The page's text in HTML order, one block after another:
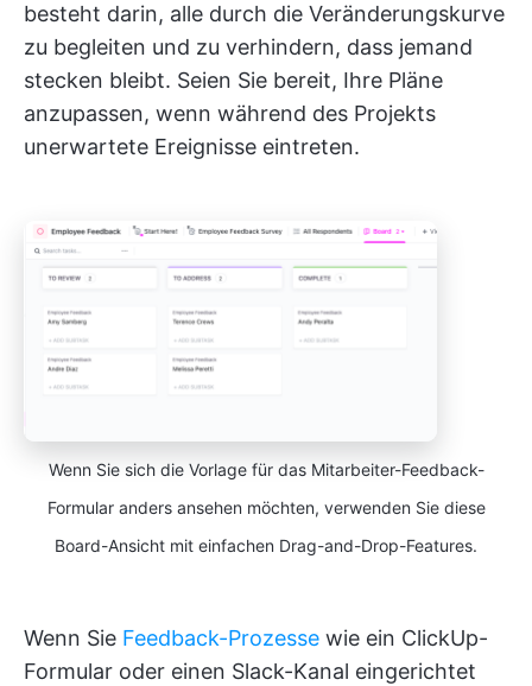
besteht darin, alle durch die Veränderungskurve
zu begleiten und zu verhindern, dass jemand
stecken bleibt. Seien Sie bereit, Ihre Pläne
anzupassen, wenn während des Projekts
unerwartete Ereignisse eintreten.
Wenn Sie sich die Vorlage für das Mitarbeiter-Feedback-
Formular anders ansehen möchten, verwenden Sie diese
Board-Ansicht mit einfachen Drag-and-Drop-Features.
Wenn Sie Feedback-Prozesse wie ein ClickUp-
Formular oder einen Slack-Kanal eingerichtet